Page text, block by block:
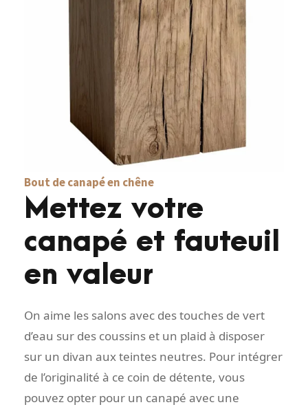
Bout de canapé en chêne
Mettez votre
canapé et fauteuil
en valeur
On aime les salons avec des touches de vert
d’eau sur des coussins et un plaid à disposer
sur un divan aux teintes neutres. Pour intégrer
de l’originalité à ce coin de détente, vous
pouvez opter pour un canapé avec une